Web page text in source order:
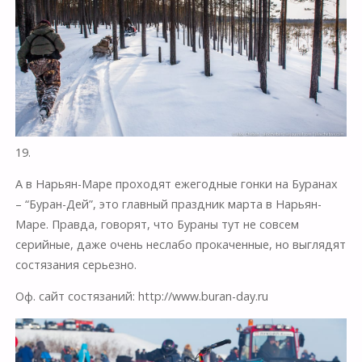
19.
А в Нарьян-Маре проходят ежегодные гонки на Буранах
– “Буран-Дей”, это главный праздник марта в Нарьян-
Маре. Правда, говорят, что Бураны тут не совсем
серийные, даже очень неслабо прокаченные, но выглядят
состязания серьезно.
Оф. сайт состязаний: http://www.buran-day.ru